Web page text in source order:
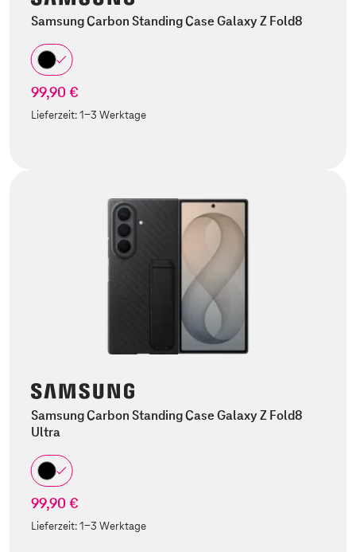
Samsung Carbon Standing Case Galaxy Z Fold8
99,90 €
Lieferzeit:1-3 Werktage
Samsung Carbon Standing Case Galaxy Z Fold8
Ultra
99,90 €
Lieferzeit:1-3 Werktage